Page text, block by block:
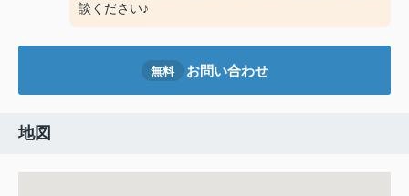
談ください♪
無料 お問い合わせ
地図